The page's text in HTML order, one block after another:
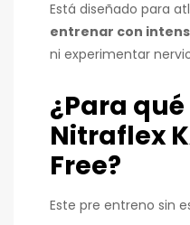
Está diseñado para
entrenar con
ni experimentar
¿Para
Nitraflex
Free?
Este pre entreno sin